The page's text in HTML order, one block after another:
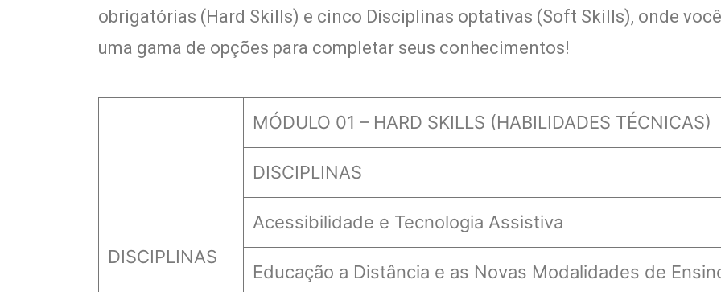
obrigatórias (Hard Skills) e cinco Disciplinas optativas (Soft Skills), onde
uma gama de opções para completar seus conhecimentos!
DISCIPLINAS
MÓDULO 01 – HARD SKILLS (HABILIDADES TÉCNICAS)
DISCIPLINAS
Acessibilidade e Tecnologia Assistiva
Educação a Distância e as Novas Modalidades de